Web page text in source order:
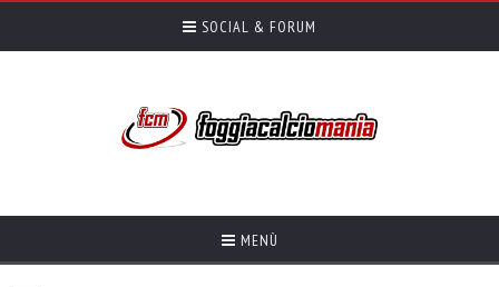
SOCIAL & FORUM
MENÙ